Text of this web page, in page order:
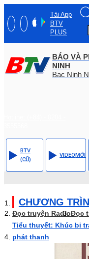
Tải App
BTV
PLUS
BÁO VÀ
NINH
Bac Ninh
BTV
(CŨ)
VIDEOMỚI
CHƯƠNG
Đọc truyện RadioĐọc
Tiểu thuyết: Khúc bi
phát thanh